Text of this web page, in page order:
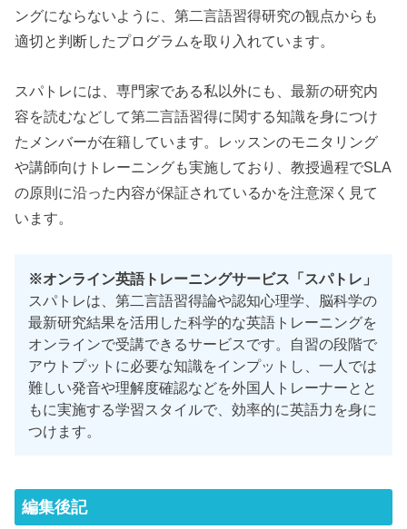
ングにならないように、第二言語習得研究の観点からも
適切と判断したプログラムを取り入れています。
スパトレには、専門家である私以外にも、最新の研究内
容を読むなどして第二言語習得に関する知識を身につけ
たメンバーが在籍しています。レッスンのモニタリング
や講師向けトレーニングも実施しており、教授過程でSLA
の原則に沿った内容が保証されているかを注意深く見て
います。
※オンライン英語トレーニングサービス「スパトレ」
スパトレは、第二言語習得論や認知心理学、脳科学の
最新研究結果を活用した科学的な英語トレーニングを
オンラインで受講できるサービスです。自習の段階で
アウトプットに必要な知識をインプットし、一人では
難しい発音や理解度確認などを外国人トレーナーとと
もに実施する学習スタイルで、効率的に英語力を身に
つけます。
編集後記